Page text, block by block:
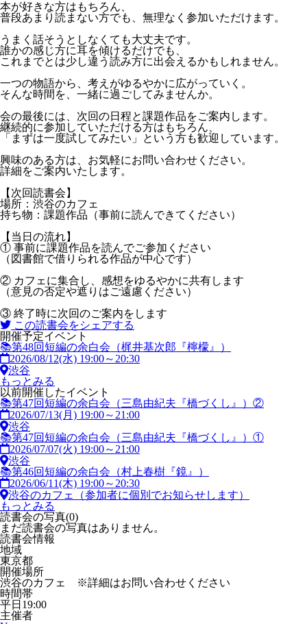
本が好きな方はもちろん、
普段あまり読まない方でも、無理なく参加いただけます。
うまく話そうとしなくても大丈夫です。
誰かの感じ方に耳を傾けるだけでも、
これまでとは少し違う読み方に出会えるかもしれません。
一つの物語から、考えがゆるやかに広がっていく。
そんな時間を、一緒に過ごしてみませんか。
会の最後には、次回の日程と課題作品をご案内します。
継続的に参加していただける方はもちろん、
「まずは一度試してみたい」という方も歓迎しています。
興味のある方は、お気軽にお問い合わせください。
詳細をご案内いたします。
【次回読書会】
場所：渋谷のカフェ
持ち物：課題作品（事前に読んできてください）
【当日の流れ】
① 事前に課題作品を読んでご参加ください
（図書館で借りられる作品が中心です）
② カフェに集合し、感想をゆるやかに共有します
（意見の否定や遮りはご遠慮ください）
③ 終了時に次回のご案内をします
この読書会をシェアする
開催予定イベント
📚第48回短編の余白会（梶井基次郎『檸檬』）
2026/08/12(水) 19:00～20:30
渋谷
もっとみる
以前開催したイベント
📚第47回短編の余白会（三島由紀夫『橋づくし』）②
2026/07/13(月) 19:00～21:00
渋谷
📚第47回短編の余白会（三島由紀夫『橋づくし』）①
2026/07/07(火) 19:00～21:00
渋谷
📚第46回短編の余白会（村上春樹『鏡』）
2026/06/11(木) 19:00～20:30
渋谷のカフェ（参加者に個別でお知らせします）
もっとみる
読書会の写真(0)
まだ読書会の写真はありません。
読書会情報
地域
東京都
開催場所
渋谷のカフェ ※詳細はお問い合わせください
時間帯
平日19:00
主催者